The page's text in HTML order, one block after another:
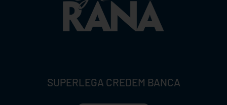
SUPERLEGA CREDEM BANCA